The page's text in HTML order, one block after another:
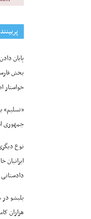
پایان
بخش
خواستار
«تسلیم»
جمهوری
نوع
بلبشو
هزاران